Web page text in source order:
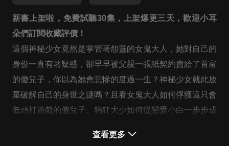
新書上架啦，免費試聽30集，上架爆更三天，歡迎小耳
朵們訂閱收藏評價！
這個神秘少女竟然是掌管著怨靈的女鬼大人，她對自己的
身份一直有著疑惑，卻早早被父親一張紙契約賣給了首富
的傻兒子，你以為她會悲慘的度過一生？神秘少女就此放
棄破解自己的身世之謎嗎？且看女鬼大人如何俘獲這只會
低頭打遊戲的傻兒子。狷狂大少如何從戀愛小白一步步成
查看更多